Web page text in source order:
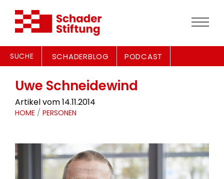
SUCHE SCHADERBLOG PODCAST
Uwe Schneidewind
Artikel vom 14.11.2014
HOME / PERSONEN